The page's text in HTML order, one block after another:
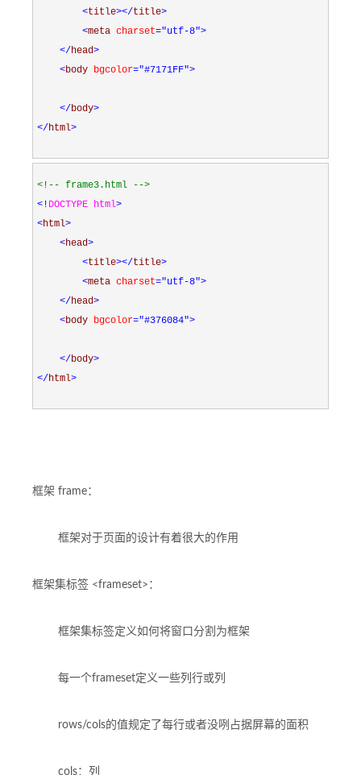
<title></title>
<meta charset="utf-8">
</head>
<body bgcolor="#7171FF">
</body>
</html>
<!-- frame3.html
-->
<! DOCTYPE html>
<html>
<head>
<title></title>
<meta charset="utf-8">
</head>
<body bgcolor="#376084">
</body>
</html>
框架 frame：
框架对于页面的设计有着很大的作用
框架集标签 <frameset>：
框架集标签定义如何将窗口分割为框架
每一个frameset定义一些列行或列
rows/cols的值规定了每行或者没咧占据屏幕的面积
cols：列